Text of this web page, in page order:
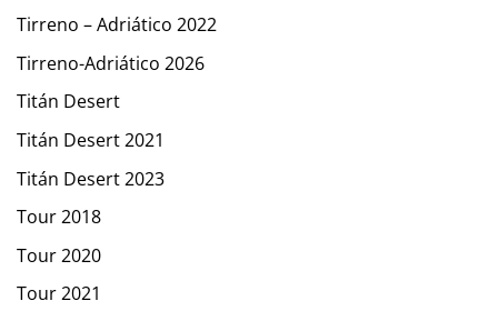
Tirreno – Adriático 2022
Tirreno-Adriático 2026
Titán Desert
Titán Desert 2021
Titán Desert 2023
Tour 2018
Tour 2020
Tour 2021